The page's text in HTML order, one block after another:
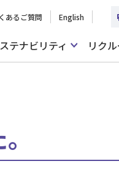
あるご質問 English
テナビリティ リク